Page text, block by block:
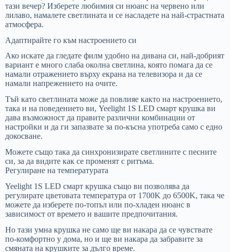
тази вечер? Изберете любимия си нюанс на червено или
лилаво, намалете светлината и се насладете на най-страстната
атмосфера.
Адаптирайте го към настроението си
Ако искате да гледате филм удобно на дивана си, най-добрият
вариант е много слаба околна светлина, която помага да се
намали отражението върху екрана на телевизора и да се
намали напрежението на очите.
Тъй като светлината може да повлияе както на настроението,
така и на поведението ви, Yeelight 1S LED смарт крушка ви
дава възможност да правите различни комбинации от
настройки и да ги запазвате за по-късна употреба само с едно
докосване.
Можете също така да синхронизирате светлините с песните
си, за да видите как се променят с ритъма.
Регулиране на температурата
Yeelight 1S LED смарт крушка също ви позволява да
регулирате цветовата температура от 1700K до 6500K, така че
можете да изберете по-топъл или по-хладен нюанс в
зависимост от времето и вашите предпочитания.
Но тази умна крушка не само ще ви накара да се чувствате
по-комфортно у дома, но и ще ви накара да забравите за
смяната на крушките за дълго време.